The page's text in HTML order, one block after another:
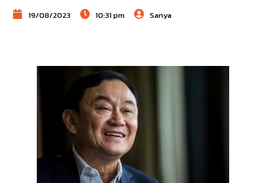
19/08/2023 10:31 pm Sanya